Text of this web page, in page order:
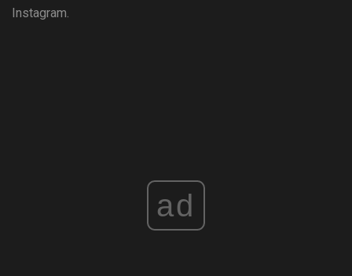
Instagram.
ad